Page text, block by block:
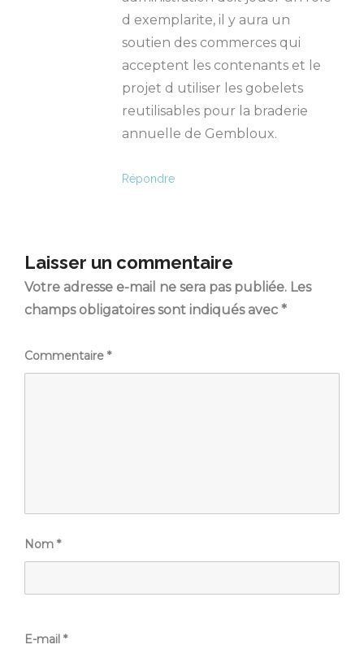
d exemplarite, il y aura un
soutien des commerces qui
acceptent les contenants et le
projet d utiliser les gobelets
reutilisables pour la braderie
annuelle de Gembloux.
Répondre
Laisser un commentaire
Votre adresse e-mail ne sera pas publiée. Les
champs obligatoires sont indiqués avec *
Commentaire *
Nom *
E-mail *